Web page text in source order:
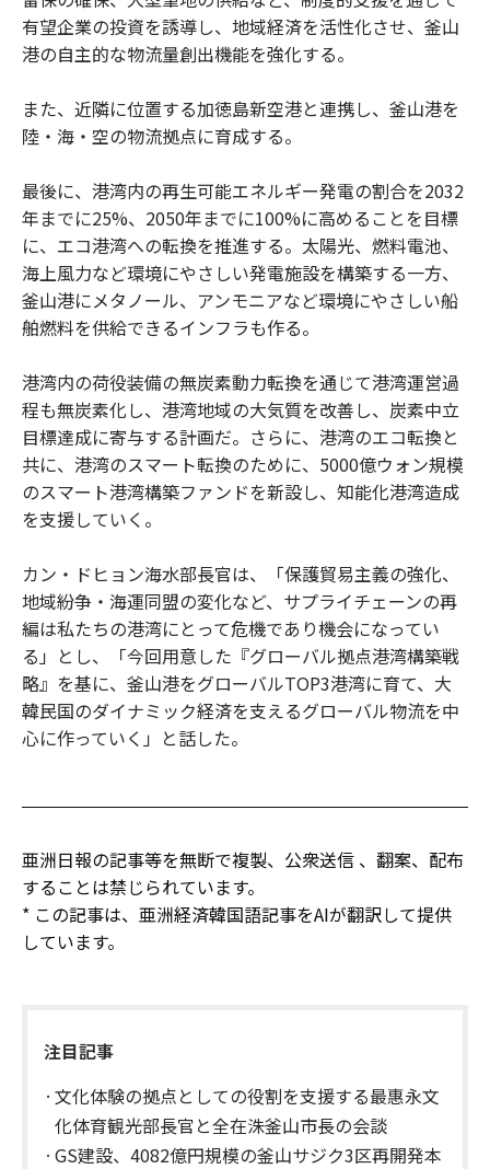
有望企業の投資を誘導し、地域経済を活性化させ、釜山
港の自主的な物流量創出機能を強化する。
また、近隣に位置する加徳島新空港と連携し、釜山港を
陸‧海‧空の物流拠点に育成する。
最後に、港湾内の再生可能エネルギー発電の割合を2032
年までに25%、2050年までに100%に高めることを目標
に、エコ港湾への転換を推進する。太陽光、燃料電池、
海上風力など環境にやさしい発電施設を構築する一方、
釜山港にメタノール、アンモニアなど環境にやさしい船
舶燃料を供給できるインフラも作る。
港湾内の荷役装備の無炭素動力転換を通じて港湾運営過
程も無炭素化し、港湾地域の大気質を改善し、炭素中立
目標達成に寄与する計画だ。さらに、港湾のエコ転換と
共に、港湾のスマート転換のために、5000億ウォン規模
のスマート港湾構築ファンドを新設し、知能化港湾造成
を支援していく。
カン・ドヒョン海水部長官は、「保護貿易主義の強化、
地域紛争・海運同盟の変化など、サプライチェーンの再
編は私たちの港湾にとって危機であり機会になってい
る」とし、「今回用意した『グローバル拠点港湾構築戦
略』を基に、釜山港をグローバルTOP3港湾に育て、大
韓民国のダイナミック経済を支えるグローバル物流を中
心に作っていく」と話した。
亜洲日報の記事等を無断で複製、公衆送信 、翻案、配布
することは禁じられています。
* この記事は、亜洲経済韓国語記事をAIが翻訳して提供
しています。
注目記事
文化体験の拠点としての役割を支援する最惠永文
化体育観光部長官と全在洙釜山市長の会談
GS建設、4082億円規模の釜山サジク3区再開発本